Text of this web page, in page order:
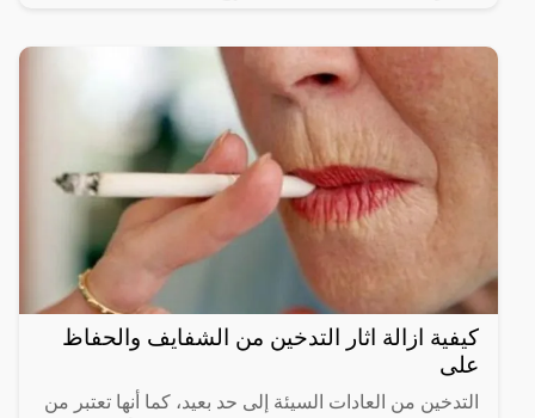
كيفية ازالة اثار التدخين من الشفايف والحفاظ
على
التدخين من العادات السيئة إلى حد بعيد، كما أنها تعتبر من